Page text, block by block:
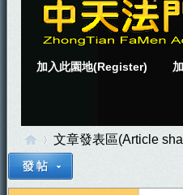
加入此園地(Register)
文章發表區(Article